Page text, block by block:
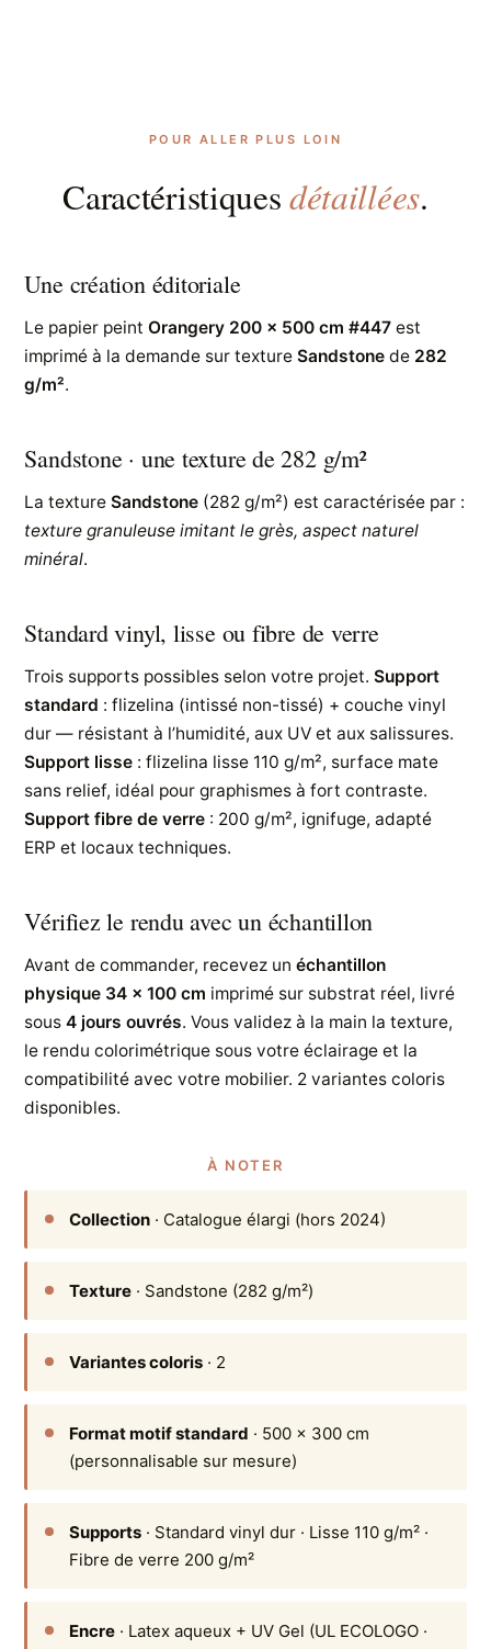
POUR ALLER PLUS LOIN
Caractéristiquesdétaillées.
Une création éditoriale
Le papier peintOrangery 200 x 500 cm #447 est
imprimé à la demande sur textureSandstone de 282
g/m².
Sandstone · une texture de 282 g/m²
La textureSandstone (282 g/m²) est caractérisée par :
texture granuleuse imitant le grès, aspect naturel
minéral.
Standard vinyl, lisse ou fibre de verre
Trois supports possibles selon votre projet.Support
standard : flizelina (intissé non-tissé) + couche vinyl
dur — résistant à l’humidité, aux UV et aux salissures.
Support lisse : flizelina lisse 110 g/m², surface mate
sans relief, idéal pour graphismes à fort contraste.
Support fibre de verre : 200 g/m², ignifuge, adapté
ERP et locaux techniques.
Vérifiez le rendu avec un échantillon
Avant de commander, recevez unéchantillon
physique 34 × 100 cm imprimé sur substrat réel, livré
sous4 jours ouvrés. Vous validez à la main la texture,
le rendu colorimétrique sous votre éclairage et la
compatibilité avec votre mobilier. 2 variantes coloris
disponibles.
À NOTER
Collection · Catalogue élargi (hors 2024)
Texture · Sandstone (282 g/m²)
Variantes coloris · 2
Format motif standard · 500 × 300 cm
(personnalisable sur mesure)
Supports · Standard vinyl dur · Lisse 110 g/m² ·
Fibre de verre 200 g/m²
Encre · Latex aqueux + UV Gel (UL ECOLOGO ·